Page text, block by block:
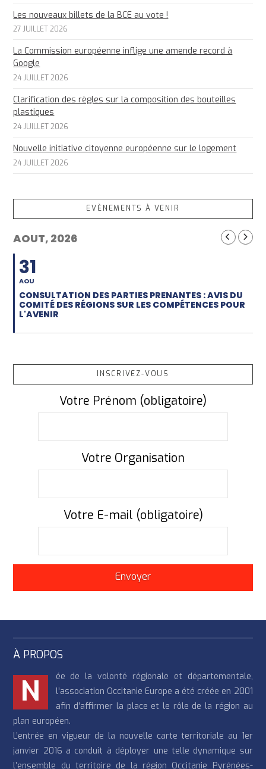
Les nouveaux billets de la BCE au vote !
27 JUILLET 2026
La Commission européenne inflige une amende record à
Google
24 JUILLET 2026
Clarification des règles sur la composition des bouteilles
plastiques
24 JUILLET 2026
Nouvelle initiative citoyenne européenne sur le logement
24 JUILLET 2026
EVÈNEMENTS À VENIR
AOUT, 2026
31
AOU
CONSULTATION DES PARTIES PRENANTES : AVIS DU
COMITÉ DES RÉGIONS SUR LES COMPÉTENCES POUR
L'AVENIR
INSCRIVEZ-VOUS
Votre Prénom (obligatoire)
Votre Organisation
Votre E-mail (obligatoire)
À PROPOS
N
ée de la volonté régionale et départementale,
l’association Occitanie Europe a été créée en 2001
afin d’affirmer la place et le rôle de la région au
plan européen.
L’entrée en vigueur de la nouvelle carte territoriale au 1er
janvier 2016 a conduit à déployer une telle dynamique sur
l’ensemble du territoire de la région Occitanie Pyrénées-